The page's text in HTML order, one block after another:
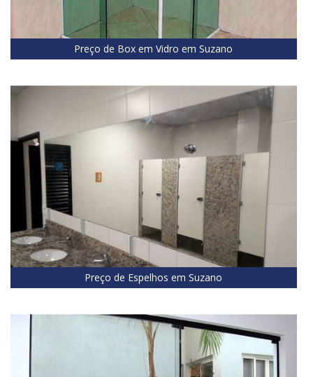
Preço de Box em Vidro em Suzano
Preço de Espelhos em Suzano